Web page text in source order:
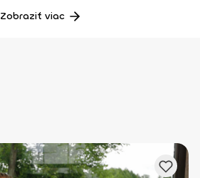
Zobraziť viac